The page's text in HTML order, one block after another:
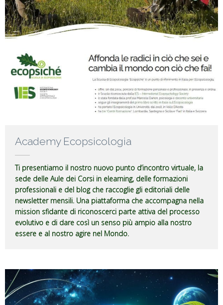
Academy Ecopsicologia
Ti presentiamo il nostro nuovo punto d’incontro virtuale, la
sede delle Aule dei Corsi in elearning, delle formazioni
professionali e del blog che raccoglie gli editoriali delle
newsletter mensili. Una piattaforma che accompagna nella
mission sfidante di riconoscerci parte attiva del processo
evolutivo e di dare così un senso più ampio alla nostro
essere e al nostro agire nel Mondo.